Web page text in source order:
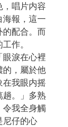
，唱片内容
海報，這一
的配合。而
作。
眼淚在心裡
的，屬於他
在我眼内摇
趟。」多熟
令我全身觸
尼仔的心